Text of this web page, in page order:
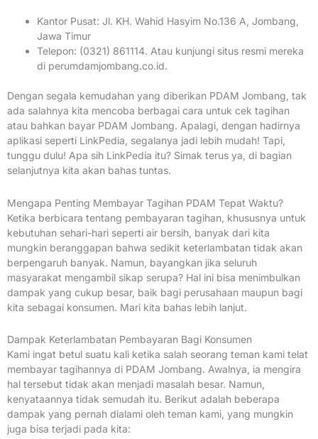
Kantor Pusat: Jl. KH. Wahid Hasyim No.136 A, Jombang,
Jawa Timur
Telepon: (0321) 861114. Atau kunjungi situs resmi mereka
di perumdamjombang.co.id.
Dengan segala kemudahan yang diberikan PDAM Jombang, tak
ada salahnya kita mencoba berbagai cara untuk cek tagihan
atau bahkan bayar PDAM Jombang. Apalagi, dengan hadirnya
aplikasi seperti LinkPedia, segalanya jadi lebih mudah! Tapi,
tunggu dulu! Apa sih LinkPedia itu? Simak terus ya, di bagian
selanjutnya kita akan bahas tuntas.
Mengapa Penting Membayar Tagihan PDAM Tepat Waktu?
Ketika berbicara tentang pembayaran tagihan, khususnya untuk
kebutuhan sehari-hari seperti air bersih, banyak dari kita
mungkin beranggapan bahwa sedikit keterlambatan tidak akan
berpengaruh banyak. Namun, bayangkan jika seluruh
masyarakat mengambil sikap serupa? Hal ini bisa menimbulkan
dampak yang cukup besar, baik bagi perusahaan maupun bagi
kita sebagai konsumen. Mari kita bahas lebih lanjut.
Dampak Keterlambatan Pembayaran Bagi Konsumen
Kami ingat betul suatu kali ketika salah seorang teman kami telat
membayar tagihannya di PDAM Jombang. Awalnya, ia mengira
hal tersebut tidak akan menjadi masalah besar. Namun,
kenyataannya tidak semudah itu. Berikut adalah beberapa
dampak yang pernah dialami oleh teman kami, yang mungkin
juga bisa terjadi pada kita: